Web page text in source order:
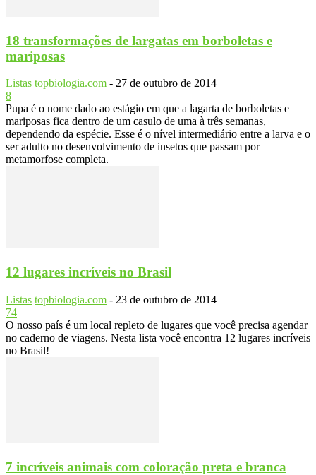
18 transformações de largatas em borboletas e
mariposas
Listas topbiologia.com - 27 de outubro de 2014
8
Pupa é o nome dado ao estágio em que a lagarta de borboletas e
mariposas fica dentro de um casulo de uma à três semanas,
dependendo da espécie. Esse é o nível intermediário entre a larva e o
ser adulto no desenvolvimento de insetos que passam por
metamorfose completa.
12 lugares incríveis no Brasil
Listas topbiologia.com - 23 de outubro de 2014
74
O nosso país é um local repleto de lugares que você precisa agendar
no caderno de viagens. Nesta lista você encontra 12 lugares incríveis
no Brasil!
7 incríveis animais com coloração preta e branca